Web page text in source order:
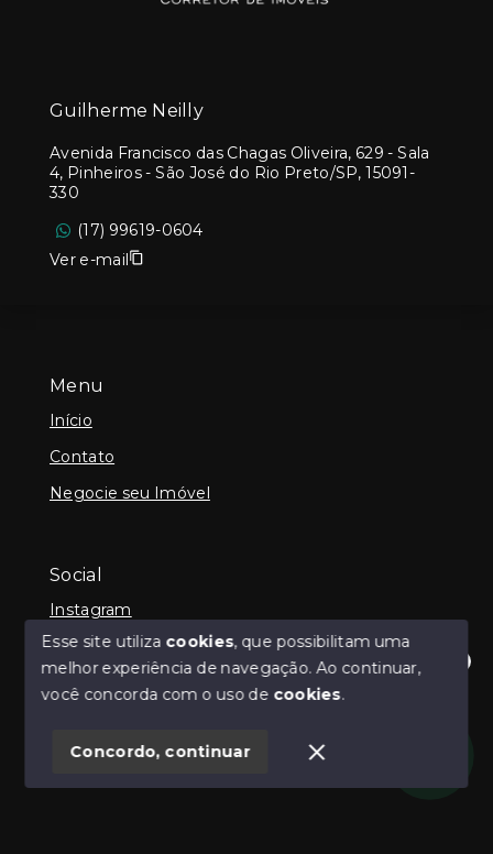
Olá! Estamos disponíveis para te ajudar.
Menu
Início
Contato
Negocie seu Imóvel
Social
Instagram
© Copyright 2026 - Guilherme Neilly - Todos os
SITE PARA IMOBILIARIA
Guilherme Neilly
Avenida Francisco das Chagas Oliveira, 629 - Sala
4, Pinheiros - São José do Rio Preto/SP, 15091-
330
(17) 99619-0604
Ver e-mail
Esse site utiliza cookies, que possibilitam uma
melhor experiência de navegação.Ao continuar,
você concorda com o uso de cookies.
Concordo, continuar